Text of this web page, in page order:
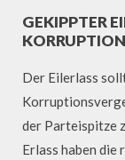
GEKIPPTER
Der Eilerlass
der Parteispitze
Erlass haben die